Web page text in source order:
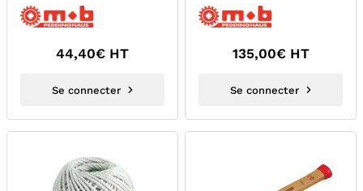
44,40€ HT
Se connecter
135,00€ HT
Se connecter